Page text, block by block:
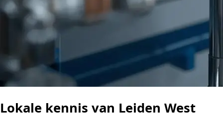
Lokale kennis van Leiden West